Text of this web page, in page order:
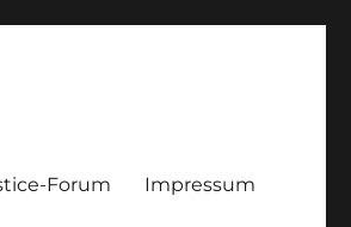
Forum Impressum